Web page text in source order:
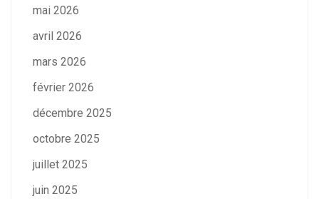
mai 2026
avril 2026
mars 2026
février 2026
décembre 2025
octobre 2025
juillet 2025
juin 2025